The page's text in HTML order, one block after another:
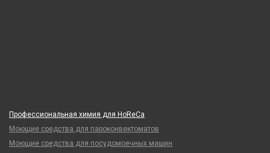
Профессиональная химия для HoReCa
Моющие средства для пароконвектоматов
Моющие средства для посудомоечных машин